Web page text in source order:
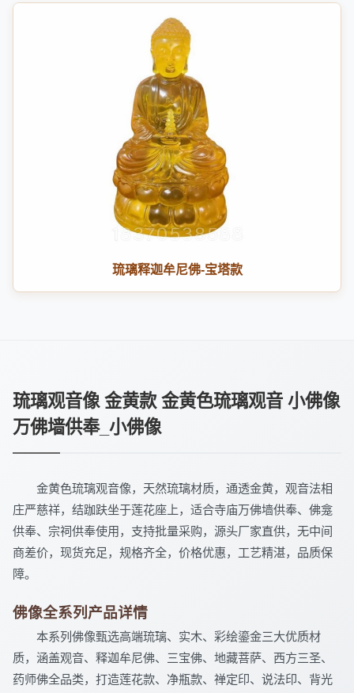
琉璃释迦牟尼佛-宝塔款
琉璃观音像 金黄款 金黄色琉璃观音 小佛像
万佛墙供奉_小佛像
金黄色琉璃观音像，天然琉璃材质，通透金黄，观音法相
庄严慈祥，结跏趺坐于莲花座上，适合寺庙万佛墙供奉、佛龛
供奉、宗祠供奉使用，支持批量采购，源头厂家直供，无中间
商差价，现货充足，规格齐全，价格优惠，工艺精湛，品质保
障。
佛像全系列产品详情
本系列佛像甄选高端琉璃、实木、彩绘鎏金三大优质材
质，涵盖观音、释迦牟尼佛、三宝佛、地藏菩萨、西方三圣、
药师佛全品类，打造莲花款、净瓶款、禅定印、说法印、背光